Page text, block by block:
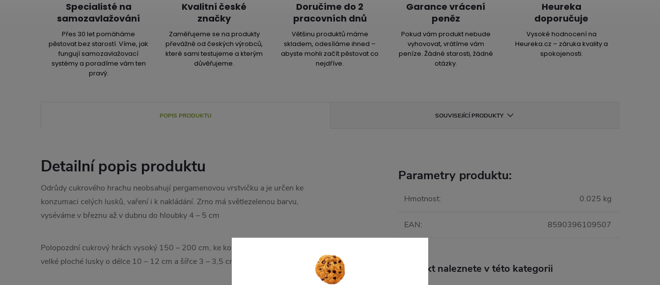
Specialisté na
samozavlažování
Přes 30 let pomáháme
pěstovat bez starostí. Víme, jak
fungují samozavlažovací
systémy a poradíme vám ten
pravý.
Kvalitní české
značky
Zaměřujeme se na produkty
převážně od českých výrobců,
které sami testujeme a kterým
důvěřujeme.
Doručíme do 2
pracovních dnů
Většinu produktů máme
skladem, odesíláme ihned –
abyste mohli začít pěstovat co
nejdříve.
Garance vrácení
peněz
Pokud vám produkt nebude
vyhovovat, vrátíme vám
peníze. Žádné starosti, žádné
otázky.
Heureka
doporučuje
Vysoké hodnocení na
Heureka.cz – záruka kvality a
spokojenosti.
POPIS PRODUKTU SOUVISEJÍCÍ PRODUKTY
Detailní popis produktu
Odrůdy cukrového hrachu neobsahují pergamenovou vrstvičku a je určen ke
konzumaci celých lusků, vaření i k nakládání. Zrno má světlezelenou barvu,
vyséváme v březnu až v dubnu do hloubky 4 – 5 cm
Polopozdní cukrový hrách vysoký 150 – 200 cm, ke konzumaci se používají celé
velké ploché lusky o délce 10 – 12 cm a šířce 3 – 3,5 cm.
Parametry produktu:
Hmotnost: 0.025 kg
EAN: 8590396109507
Produkt naleznete v této kategorii